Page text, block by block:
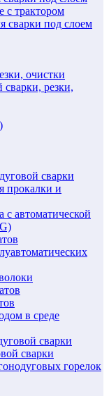
с трактором
сварки под слоем
очистки
резки,
сварки
прокалки и
с автоматической
в среде
сварки
сварки
горелок